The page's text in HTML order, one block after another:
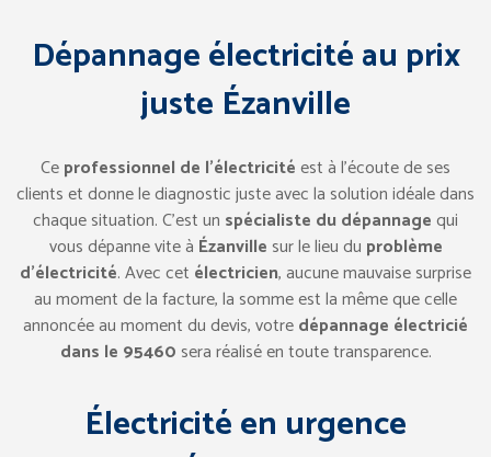
Dépannage électricité au prix
juste Ézanville
Ceprofessionnel de l’électricitéest à l’écoute de ses
clients et donne le diagnostic juste avec la solution idéale dans
chaque situation. C’est un spécialiste du dépannagequi
vous dépanne vite à Ézanville sur le lieu du problème
d’électricité. Avec cet électricien, aucune mauvaise surprise
au moment de la facture, la somme est la même que celle
annoncée au moment du devis, votredépannage électricié
dans le 95460 sera réalisé en toute transparence.
Électricité en urgence